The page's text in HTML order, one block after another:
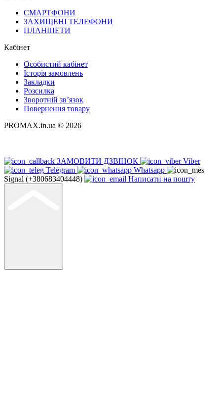
СМАРТФОНИ
ЗАХИЩЕНІ ТЕЛЕФОНИ
ПЛАНШЕТИ
Кабінет
Особистий кабінет
Історія замовлень
Закладки
Розсилка
Зворотній зв’язок
Повернення товару
PROMAX.in.ua © 2026
ЗАМОВИТИ ДЗВІНОК
Viber
Telegram
Whatsapp
Signal (+380683404448)
Написати на пошту